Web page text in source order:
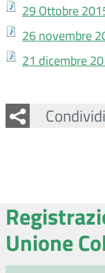
29 Ottobre
26 novembre
21 dicembre
Condividi
Facebook
Twitter
Whatsapp
Unione